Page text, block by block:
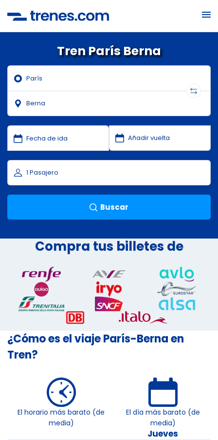
Tren París Berna
Buscar
Compra tus billetes de
¿Cómo es el viaje París-Berna en
Tren?
El horario más barato (de
media)
El día más barato (de
media)
Jueves